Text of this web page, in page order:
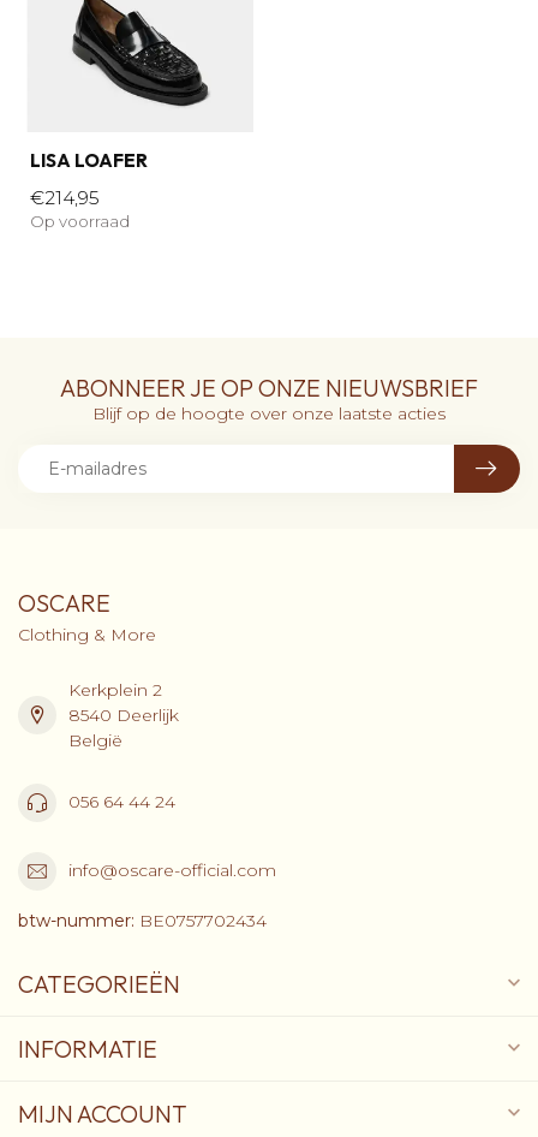
LISA LOAFER
€214,95
Op voorraad
ABONNEER JE OP ONZE NIEUWSBRIEF
Blijf op de hoogte over onze laatste acties
OSCARE
Clothing & More
Kerkplein 2
8540 Deerlijk
België
056 64 44 24
info@oscare-official.com
btw-nummer: BE0757702434
CATEGORIEËN
INFORMATIE
MIJN ACCOUNT